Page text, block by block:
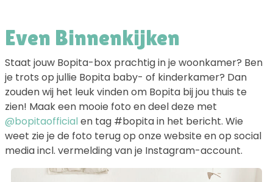
Even Binnenkijken
Staat jouw Bopita-box prachtig in je woonkamer? Ben
je trots op jullie Bopita baby- of kinderkamer? Dan
zouden wij het leuk vinden om Bopita bij jou thuis te
zien! Maak een mooie foto en deel deze met
@bopitaofficial en tag #bopita in het bericht. Wie
weet zie je de foto terug op onze website en op social
media incl. vermelding van je Instagram-account.